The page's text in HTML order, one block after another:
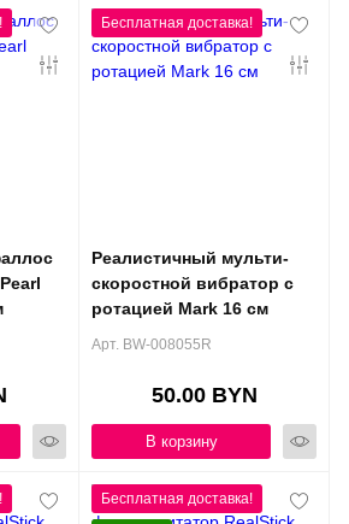
Гарантии и возврат
рассрочка
Реалистичный мульти-
скоростной вибратор с
ротацией Mark 16 см
Арт. BW-008055R
50.00 BYN
В корзину